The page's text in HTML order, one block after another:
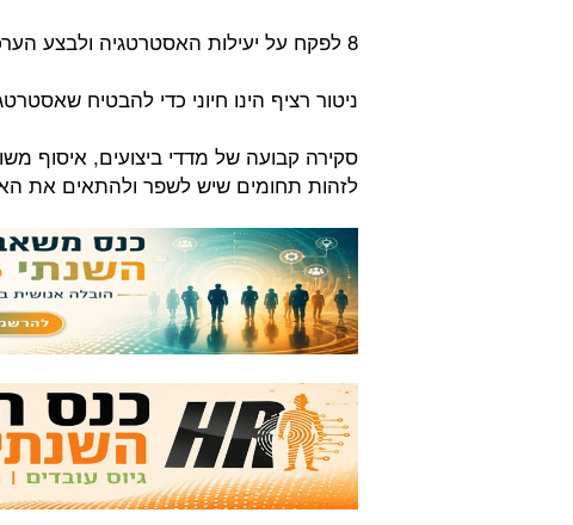
8 לפקח על יעילות האסטרטגיה ולבצע הערכות:
ניטור רציף הינו חיוני כדי להבטיח
סקירה קבועה של מדדי ביצועים, איסוף
לזהות תחומים שיש לשפר ולהתאים את